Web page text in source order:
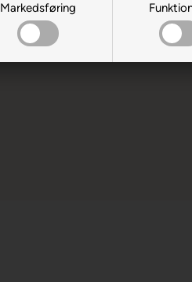
Markedsføring